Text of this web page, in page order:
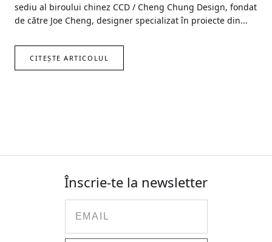
sediu al biroului chinez CCD / Cheng Chung Design, fondat
de către Joe Cheng, designer specializat în proiecte din...
CITEȘTE ARTICOLUL
Înscrie-te la newsletter